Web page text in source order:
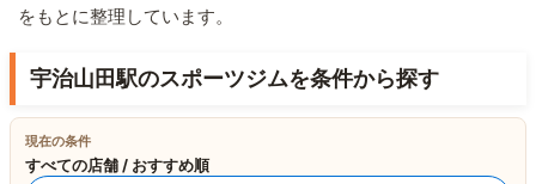
をもとに整理しています。
宇治山田駅のスポーツジムを条件から探す
現在の条件
すべての店舗 / おすすめ順